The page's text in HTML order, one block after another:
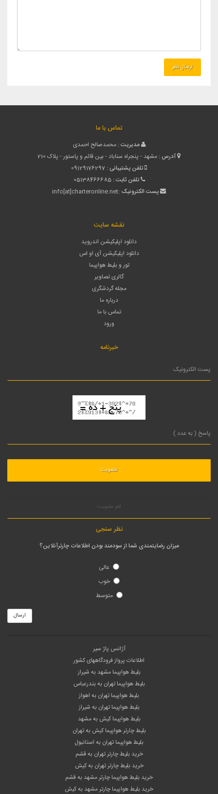
تماس با ما
مدیریت : محمدصالح احمدی
آدرس : مشهد - پنجراه سناباد - بین قائم و پاستور - پلاک 210
تلفن پشتیبانی : 09129176297
تلفن ثابت : 05138466685
پست الکترونیک :info[at]charteronline.net
نقشه سایت
دانلود اپلیکیشن اندروید
دانلود اپلیکیشن آی او اس
تور و بلیط هواپیما
گالری تصاویر
مجله گردشگری
درباره ما
تماس با ما
ورود
خبرنامه
لغو عضویت
نظر سنجی
میزان رضایتمندی شما از سودمند بودن اطلاعات چارترآنلاین؟
عالی
خوب
متوسط
ارسال
آژانس پاژ سیر
اطلاعات پرواز فرودگاههای کشور
بلیط هواپیما مشهد به شیراز
بلیط هواپیما تهران به بندرعباس
بلیط هواپیما تهران به اهواز
بلیط هواپیما تهران به شیراز
بلیط هواپیما کیش به مشهد
بلیط چارتر هواپیما کیش به تهران
بلیط هواپیما تهران به استانبول
خرید بلیط چارتر تهران به قشم
خرید بلیط چارتر تهران به کیش
خرید بلیط هواپیما چارتر مشهد به قشم
خرید بلیط هواپیما چارتر مشهد به کیش